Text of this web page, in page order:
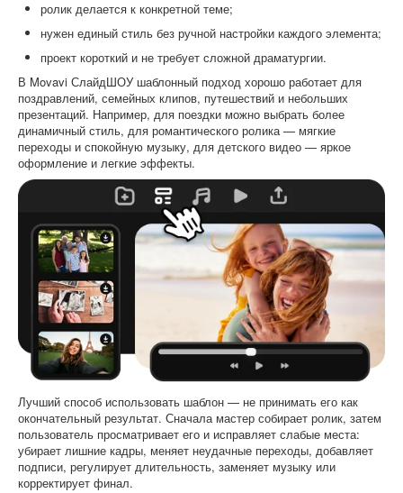
ролик делается к конкретной теме;
нужен единый стиль без ручной настройки каждого элемента;
проект короткий и не требует сложной драматургии.
В Movavi СлайдШОУ шаблонный подход хорошо работает для
поздравлений, семейных клипов, путешествий и небольших
презентаций. Например, для поездки можно выбрать более
динамичный стиль, для романтического ролика — мягкие
переходы и спокойную музыку, для детского видео — яркое
оформление и легкие эффекты.
Лучший способ использовать шаблон — не принимать его как
окончательный результат. Сначала мастер собирает ролик, затем
пользователь просматривает его и исправляет слабые места:
убирает лишние кадры, меняет неудачные переходы, добавляет
подписи, регулирует длительность, заменяет музыку или
корректирует финал.